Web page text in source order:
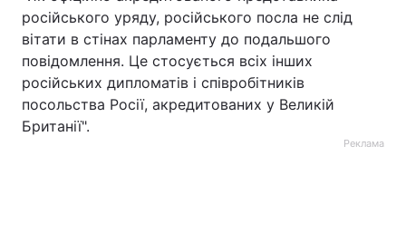
російського уряду, російського посла не слід
вітати в стінах парламенту до подальшого
повідомлення. Це стосується всіх інших
російських дипломатів і співробітників
посольства Росії, акредитованих у Великій
Британії".
Реклама